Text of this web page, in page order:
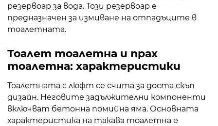
резервоар за вода. Този резервоар е
предназначен за измиване на отпадъците в
тоалетната.
Тоалет тоалетна и прах
тоалетна: характеристики
Тоалетната с люфт се счита за доста скъп
дизайн. Неговите задължителни компоненти
включват бетонна помийна яма. Основната
характеристика на такава тоалетна е